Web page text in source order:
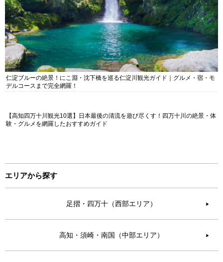
仁淀ブルーの絶景！にこ淵・沈下橋を巡る仁淀川観光ガイド｜グルメ・宿・モ
デルコースまで完全網羅！
【高知四万十川観光10選】日本最後の清流を遊び尽くす！四万十川の絶景・体
験・グルメを網羅したおすすめガイド
エリアから探す
足摺・四万十（西部エリア） ▶︎
高知・須崎・南国（中部エリア） ▶︎